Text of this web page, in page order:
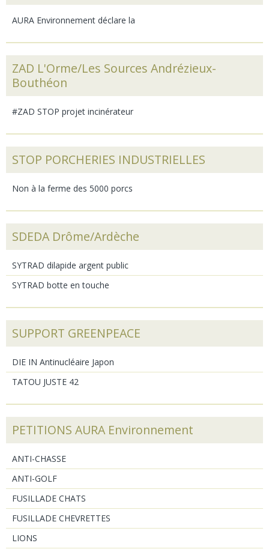
AURA Environnement déclare la
ZAD L'Orme/Les Sources Andrézieux-
Bouthéon
#ZAD STOP projet incinérateur
STOP PORCHERIES INDUSTRIELLES
Non à la ferme des 5000 porcs
SDEDA Drôme/Ardèche
SYTRAD dilapide argent public
SYTRAD botte en touche
SUPPORT GREENPEACE
DIE IN Antinucléaire Japon
TATOU JUSTE 42
PETITIONS AURA Environnement
ANTI-CHASSE
ANTI-GOLF
FUSILLADE CHATS
FUSILLADE CHEVRETTES
LIONS